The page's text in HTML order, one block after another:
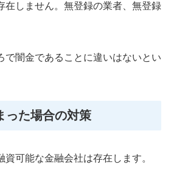
在しません。無登録の業者、無登録
で闇金であることに違いはないとい
った場合の対策
可能な金融会社は存在します。